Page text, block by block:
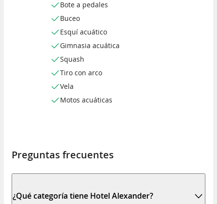
Bote a pedales
Buceo
Esquí acuático
Gimnasia acuática
Squash
Tiro con arco
Vela
Motos acuáticas
Preguntas frecuentes
¿Qué categoría tiene Hotel Alexander?